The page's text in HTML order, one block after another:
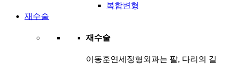
복합변형
재수술
재수술
이동훈연세정형외과는 팔, 다리의 길